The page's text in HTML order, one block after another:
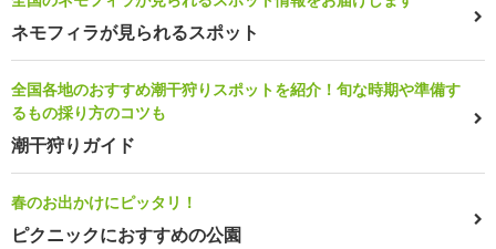
ネモフィラが見られるスポット
全国各地のおすすめ潮干狩りスポットを紹介！旬な時期や準備す
るもの採り方のコツも
潮干狩りガイド
春のお出かけにピッタリ！
ピクニックにおすすめの公園